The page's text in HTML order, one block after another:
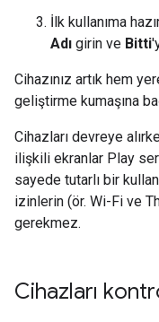
İlk kullanıma
Adı girin ve Bitti
Cihazınız artık hem
geliştirme kumaşına
Cihazları devreye
ilişkili ekranlar Play
sayede tutarlı bir
izinlerin (ör. Wi-Fi ve
gerekmez.
Cihazları